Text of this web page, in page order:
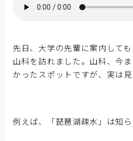
よくあるご質問
先日、大学の先輩に案内して
山科を訪れました。山科、今
かったスポットですが、実は見
例えば、「琵琶湖疎水」は知ら